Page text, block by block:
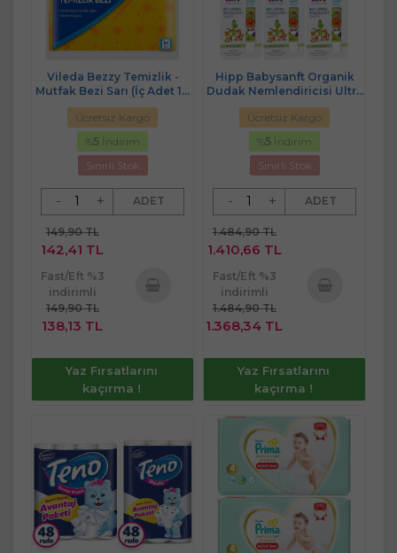
Vileda Bezzy Temizlik -
Mutfak Bezi Sarı (İç Adet 10
Lu Pk) Ekonomik Pk
Ücretsiz Kargo
%5 İndirim
Sınırlı Stok
- + ADET
149,90 TL
142,41 TL
Fast/Eft %3
indirimli
149,90 TL
138,13 TL
Yaz Fırsatlarını
kaçırma !
Hipp Babysanft Organik
Dudak Nemlendiricisi Ultra
Sensıtıv 4.8GR (Yeşil) (6 Lı
Set)
Ücretsiz Kargo
%5 İndirim
Sınırlı Stok
- + ADET
1.484,90 TL
1.410,66 TL
Fast/Eft %3
indirimli
1.484,90 TL
1.368,34 TL
Yaz Fırsatlarını
kaçırma !